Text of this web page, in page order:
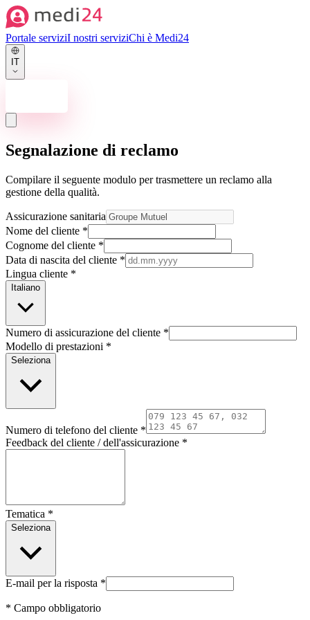
Portale serviziI nostri serviziChi è Medi24
IT
Segnalazione di reclamo
Compilare il seguente modulo per trasmettere un reclamo alla
gestione della qualità.
Assicurazione sanitaria
Nome del cliente *
Cognome del cliente *
Data di nascita del cliente *
Lingua cliente *
Italiano
Numero di assicurazione del cliente *
Modello di prestazioni *
Seleziona
Numero di telefono del cliente *
Feedback del cliente / dell'assicurazione *
Tematica *
Seleziona
E-mail per la risposta *
* Campo obbligatorio